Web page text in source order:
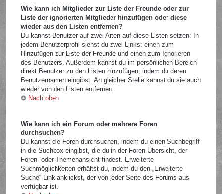
Wie kann ich Mitglieder zur Liste der Freunde oder zur
Liste der ignorierten Mitglieder hinzufügen oder diese
wieder aus den Listen entfernen?
Du kannst Benutzer auf zwei Arten auf diese Listen setzen: In
jedem Benutzerprofil siehst du zwei Links: einen zum
Hinzufügen zur Liste der Freunde und einen zum Ignorieren
des Benutzers. Außerdem kannst du im persönlichen Bereich
direkt Benutzer zu den Listen hinzufügen, indem du deren
Benutzernamen eingibst. An gleicher Stelle kannst du sie auch
wieder von den Listen entfernen.
Nach oben
Wie kann ich ein Forum oder mehrere Foren
durchsuchen?
Du kannst die Foren durchsuchen, indem du einen Suchbegriff
in die Suchbox eingibst, die du in der Foren-Übersicht, der
Foren- oder Themenansicht findest. Erweiterte
Suchmöglichkeiten erhältst du, indem du den „Erweiterte
Suche“-Link anklickst, der von jeder Seite des Forums aus
verfügbar ist.